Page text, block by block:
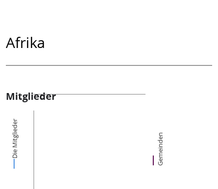
Afrika
Mitglieder
Die Mitglieder Gemeinden